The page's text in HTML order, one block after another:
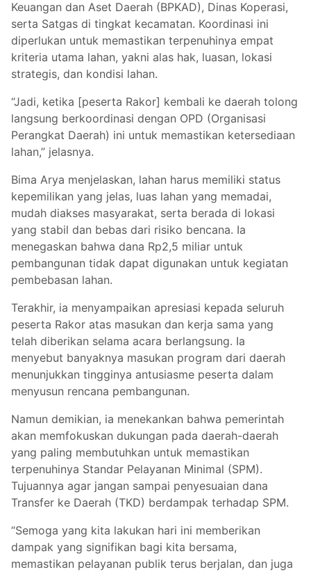
Keuangan dan Aset Daerah (BPKAD), Dinas Koperasi,
serta Satgas di tingkat kecamatan. Koordinasi ini
diperlukan untuk memastikan terpenuhinya empat
kriteria utama lahan, yakni alas hak, luasan, lokasi
strategis, dan kondisi lahan.
“Jadi, ketika [peserta Rakor] kembali ke daerah tolong
langsung berkoordinasi dengan OPD (Organisasi
Perangkat Daerah) ini untuk memastikan ketersediaan
lahan,” jelasnya.
Bima Arya menjelaskan, lahan harus memiliki status
kepemilikan yang jelas, luas lahan yang memadai,
mudah diakses masyarakat, serta berada di lokasi
yang stabil dan bebas dari risiko bencana. Ia
menegaskan bahwa dana Rp2,5 miliar untuk
pembangunan tidak dapat digunakan untuk kegiatan
pembebasan lahan.
Terakhir, ia menyampaikan apresiasi kepada seluruh
peserta Rakor atas masukan dan kerja sama yang
telah diberikan selama acara berlangsung. Ia
menyebut banyaknya masukan program dari daerah
menunjukkan tingginya antusiasme peserta dalam
menyusun rencana pembangunan.
Namun demikian, ia menekankan bahwa pemerintah
akan memfokuskan dukungan pada daerah-daerah
yang paling membutuhkan untuk memastikan
terpenuhinya Standar Pelayanan Minimal (SPM).
Tujuannya agar jangan sampai penyesuaian dana
Transfer ke Daerah (TKD) berdampak terhadap SPM.
“Semoga yang kita lakukan hari ini memberikan
dampak yang signifikan bagi kita bersama,
memastikan pelayanan publik terus berjalan, dan juga